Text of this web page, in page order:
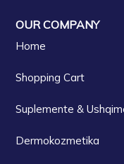
OUR COMPANY
Home
Shopping Cart
Suplemente &
Dermokozmetika